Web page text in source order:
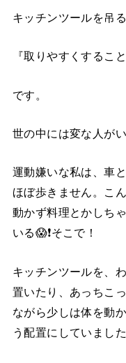
キッチンツールを吊
『取りやすくすること
です。
世の中には変な人がい
運動嫌いな私は、車
ほぼ歩きません。こ
動かず料理とかしち
いる😱❗そこで！
キッチンツールを、
置いたり、あっちこ
ながら少しは体を動
う配置にしていました